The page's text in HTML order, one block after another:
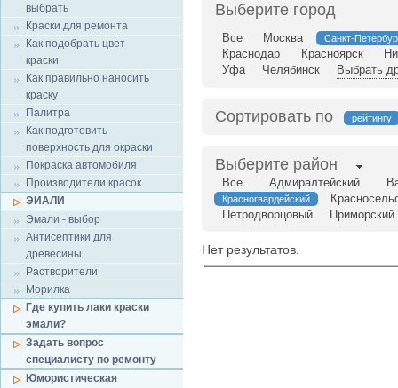
выбрать
Краски для ремонта
Как подобрать цвет
краски
Как правильно наносить
краску
Палитра
Как подготовить
поверхность для окраски
Покраска автомобиля
Производители красок
ЭИАЛИ
Эмали - выбор
Антисептики для
древесины
Растворители
Морилка
Где купить лаки краски
эмали?
Задать вопрос
специалисту по ремонту
Юмористическая
Выберите город
Все Москва Санкт-
Краснодар Красноярск
Уфа
Челябинск Выбрать
Сортировать по рейтингу
Выберите район
Все Адмиралтейский
Красногвардейский
Петродворцовый
Приморский
Нет результатов.